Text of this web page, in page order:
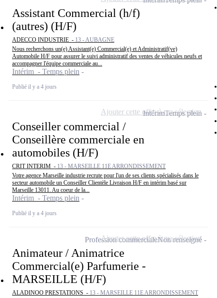
Assistant Commercial (h/f)
(autres) (H/F)
ADECCO INDUSTRIE - 13 - AUBAGNE
Nous recherchons un(e) Assistant(e) Commercial(e) et Administratif(ve)
Automobile H/F pour assurer le suivi administratif des ventes de véhicules neufs et
accompagner l'équipe commerciale au...
Intérim - Temps plein
Publié il y a 4 jours
Conseiller commercial /
Conseillère commerciale en
automobiles (H/F)
CRIT INTERIM - 13 - MARSEILLE 11E ARRONDISSEMENT
Votre agence Marseille industrie recrute pour l'un de ses clients spécialisés dans le
secteur automobile un Conseiller Clientèle Livraison H/F en intérim basé sur
Marseille 13011. Au coeur de la...
Intérim - Temps plein
Publié il y a 4 jours
IntérimTemps plein
Ajouter cette offre à ma sélection
Animateur / Animatrice
Commercial(e) Parfumerie -
MARSEILLE (H/F)
ALADINOO PRESTATIONS - 13 - MARSEILLE 11E ARRONDISSEMENT
Profession commercialeNon renseigné
Ajouter cette offre à ma sélection